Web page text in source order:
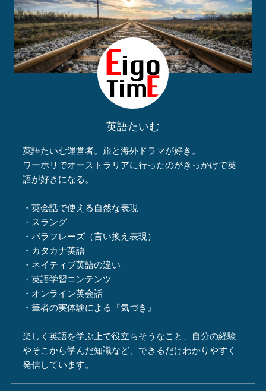
英語たいむ
英語たいむ運営者。旅と海外ドラマが好き。
ワーホリでオーストラリアに行ったのがきっかけで英
語が好きになる。
・英会話で使える自然な表現
・スラング
・パラフレーズ（言い換え表現）
・カタカナ英語
・ネイティブ英語の違い
・英語学習コンテンツ
・オンライン英会話
・筆者の実体験による『気づき』
楽しく英語を学ぶ上で役立ちそうなこと、自分の経験
やそこから学んだ知識など、できるだけわかりやすく
発信しています。